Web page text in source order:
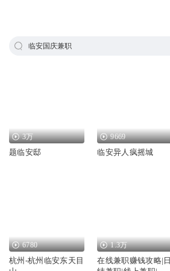
临安国庆兼职
3万
题临安邸
9669
临安异人疯摇城
6780
杭州-杭州临安东天目
1.3万
在线兼职赚钱攻略|日